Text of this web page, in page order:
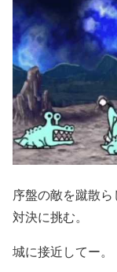
序盤の敵を蹴散
対決に挑む。
城に接近してー。